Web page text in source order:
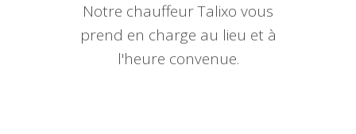
Notre chauffeur Talixo vous
prend en charge au lieu et à
l'heure convenue.